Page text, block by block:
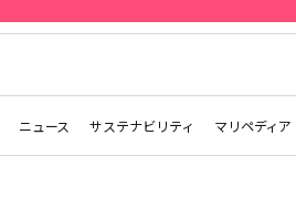
ニュース サステナビリティ マリペディア